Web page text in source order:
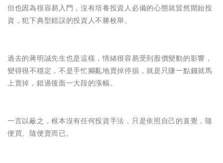
但也因為很容易入門，沒有培養投資人必備的心態就貿然開始投
資，犯下典型錯誤的投資人不勝枚舉。
過去的蔣明誠先生也是這樣，情緒很容易受到股價變動的影響，
變得很不穩定，不是手忙腳亂地賣掉停損，就是只賺一點錢就馬
上賣掉，錯過後面一大段的漲幅。
一言以蔽之，根本沒有任何投資手法，只是依照自己的直覺，隨
便買、隨便賣而已。